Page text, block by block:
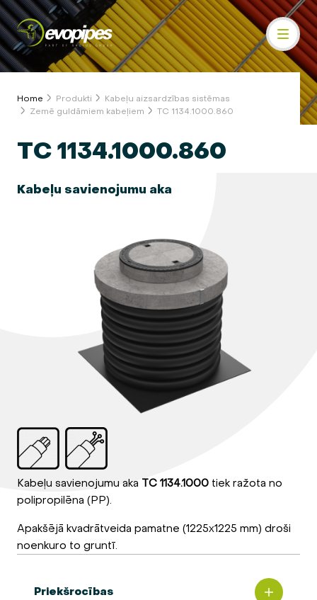
Home Produkti
Kabeļu aizsardzības sistēmas
Zemē guldāmiem kabeļiem
TC 1134.1000.860
TC 1134.1000.860
Kabeļu savienojumu aka
Kabeļu savienojumu aka TC 1134.1000 tiek ražota no
polipropilēna (PP).
Apakšējā kvadrātveida pamatne (1225x1225 mm) droši
noenkuro to gruntī.
Priekšrocības